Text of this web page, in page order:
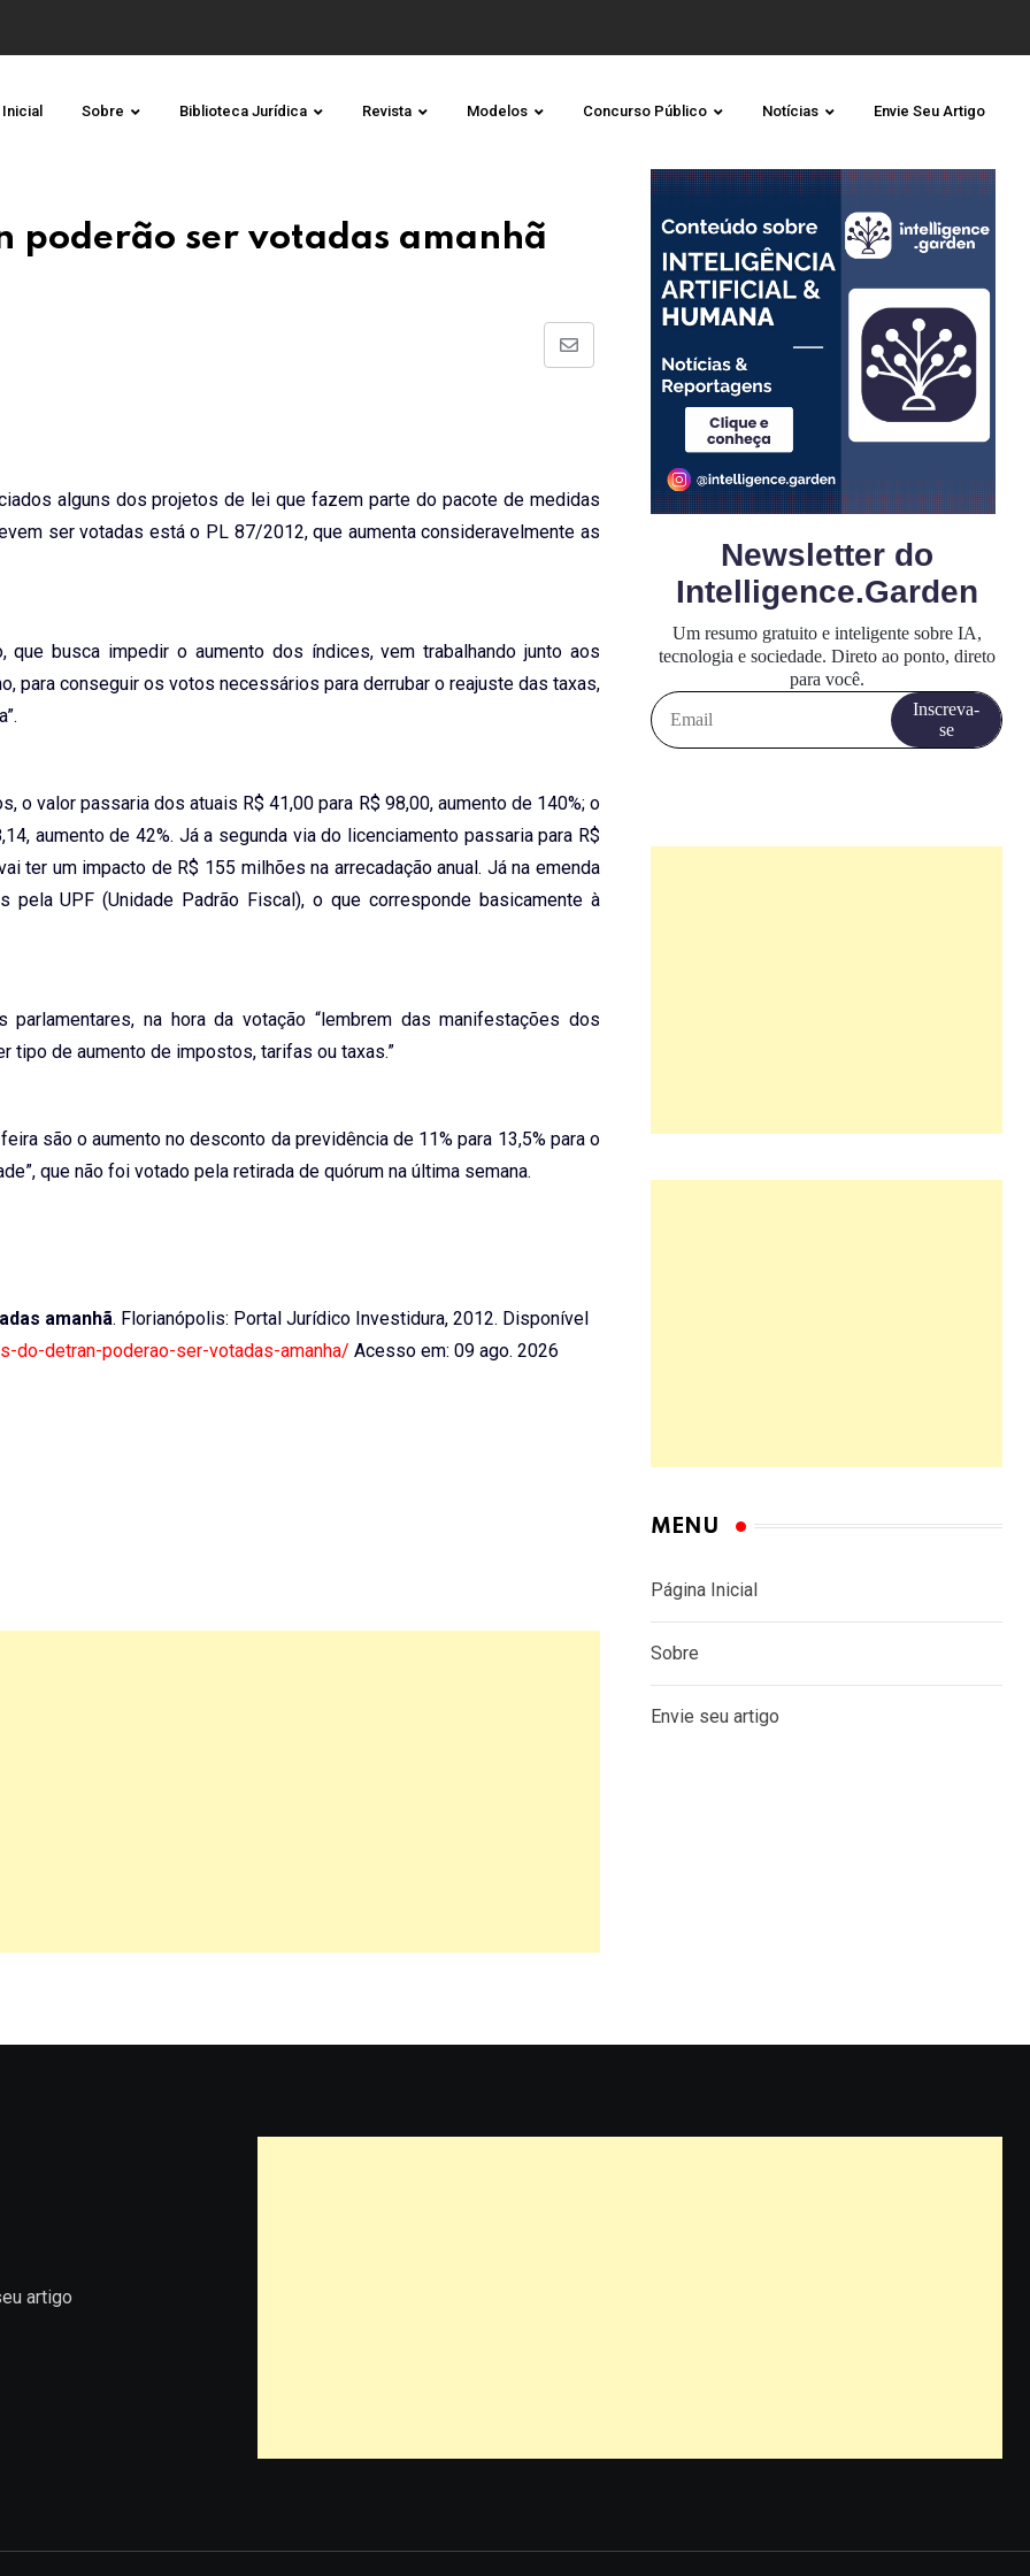
Sobre Biblioteca Jurídica Revista Modelos Concurso Público Notícias Envie Seu Artigo
poderão ser votadas amanhã
Share
alguns dos projetos de lei que fazem parte do pacote de medidas
ser votadas está o PL 87/2012, que aumenta consideravelmente as
busca impedir o aumento dos índices, vem trabalhando junto aos
para conseguir os votos necessários para derrubar o reajuste das taxas,
valor passaria dos atuais R$ 41,00 para R$ 98,00, aumento de 140%; o
aumento de 42%. Já a segunda via do licenciamento passaria para R$
ter um impacto de R$ 155 milhões na arrecadação anual. Já na emenda
UPF (Unidade Padrão Fiscal), o que corresponde basicamente à
na hora da votação “lembrem das manifestações dos
tipo de aumento de impostos, tarifas ou taxas.”
são o aumento no desconto da previdência de 11% para 13,5% para o
que não foi votado pela retirada de quórum na última semana.
amanhã. Florianópolis: Portal Jurídico Investidura, 2012. Disponível
do-detran-poderao-ser-votadas-amanha/ Acesso em: 09 ago. 2026
MENU
Página Inicial
Sobre
Envie seu artigo
artigo